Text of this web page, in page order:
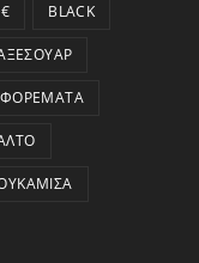
BLACK